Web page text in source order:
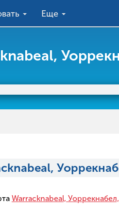
Еще
Warracknabeal,